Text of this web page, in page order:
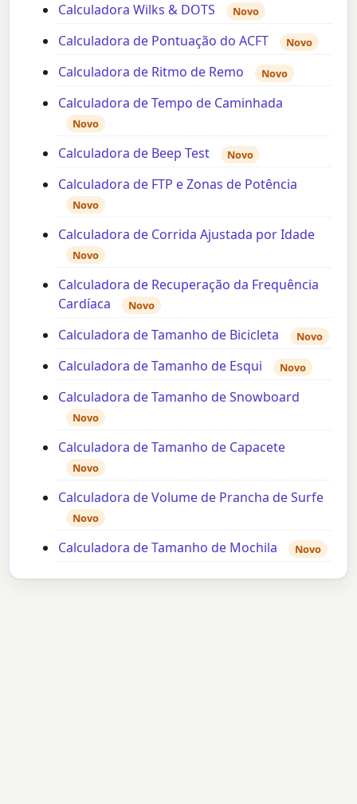
Calculadora Wilks & DOTS Novo
Calculadora de Pontuação do ACFT Novo
Calculadora de Ritmo de Remo Novo
Calculadora de Tempo de Caminhada
Novo
Calculadora de Beep Test Novo
Calculadora de FTP e Zonas de Potência
Novo
Calculadora de Corrida Ajustada por Idade
Novo
Calculadora de Recuperação da Frequência
Cardíaca
Novo
Calculadora de Tamanho de Bicicleta Novo
Calculadora de Tamanho de Esqui Novo
Calculadora de Tamanho de Snowboard
Novo
Calculadora de Tamanho de Capacete
Novo
Calculadora de Volume de Prancha de Surfe
Novo
Calculadora de Tamanho de Mochila Novo